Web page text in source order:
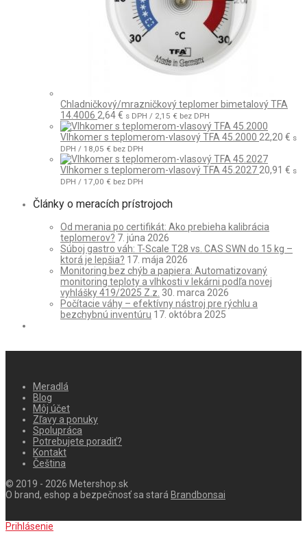
Chladničkový/mrazničkový teplomer bimetalový TFA
14.4006 2,64€ s DPH / 2,15 € bez DPH
Vlhkomer s teplomerom-vlasový TFA 45.2000 22,20 € s
DPH / 18,05 € bez DPH
Vlhkomer s teplomerom-vlasový TFA 45.2027 20,91 € s
DPH / 17,00 € bez DPH
Články o meracích prístrojoch
Od merania po certifikát: Ako prebieha kalibrácia
teplomerov? 7. júna 2026
Súboj gastro váh: T-Scale T28 vs. CAS SWN do 15 kg –
ktorá je lepšia? 17. mája 2026
Monitoring bez chýb a papiera: Automatizovaný
monitoring teploty a vlhkosti v lekárni podľa novej
vyhlášky 419/2025 Z.z. 30. marca 2026
Počítacie váhy – efektívny nástroj pre rýchlu a
bezchybnú inventúru 17. októbra 2025
Meradlá
Blog
Môj účet
Zľavy a ponuky
Spolupráca
Potrebujete poradiť?
Kontakt
Čeština
© 2019 - 2026 Metershop.sk
O brand, eshop a bezpečnosť sa stará Brandbonsai
Prihlásenie